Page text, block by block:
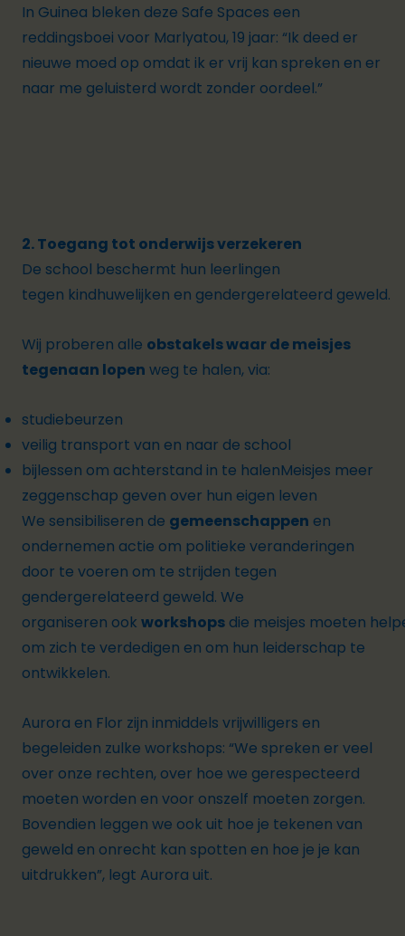
In Guinea bleken deze Safe Spaces een
reddingsboei voor Marlyatou, 19 jaar: “Ik deed er
nieuwe moed op omdat ik er vrij kan spreken en er
naar me geluisterd wordt zonder oordeel.”
2. Toegang tot onderwijs verzekeren
De school beschermt hun leerlingen
tegen kindhuwelijken en gendergerelateerd geweld.
Wij proberen alle obstakels waar de meisjes
tegenaan lopen weg te halen, via:
studiebeurzen
veilig transport van en naar de school
bijlessen om achterstand in te halenMeisjes meer
zeggenschap geven over hun eigen leven
We sensibiliseren de gemeenschappen en
ondernemen actie om politieke veranderingen
door te voeren om te strijden tegen
gendergerelateerd geweld. We
organiseren ook workshops die meisjes moeten
om zich te verdedigen en om hun leiderschap te
ontwikkelen.
Aurora en Flor zijn inmiddels vrijwilligers en
begeleiden zulke workshops: “We spreken er veel
over onze rechten, over hoe we gerespecteerd
moeten worden en voor onszelf moeten zorgen.
Bovendien leggen we ook uit hoe je tekenen van
geweld en onrecht kan spotten en hoe je je kan
uitdrukken”, legt Aurora uit.